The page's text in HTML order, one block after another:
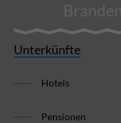
Unterkünfte
Hotels
Pensionen